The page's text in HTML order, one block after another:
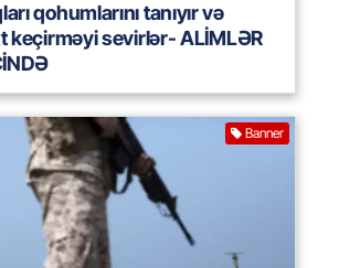
qohumlarını tanıyır və
keçirməyi sevirlər- ALİMLƏR
Banner